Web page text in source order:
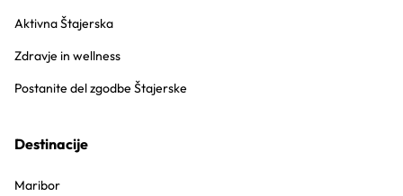
Aktivna Štajerska
Zdravje in wellness
Postanite del zgodbe Štajerske
Destinacije
Maribor